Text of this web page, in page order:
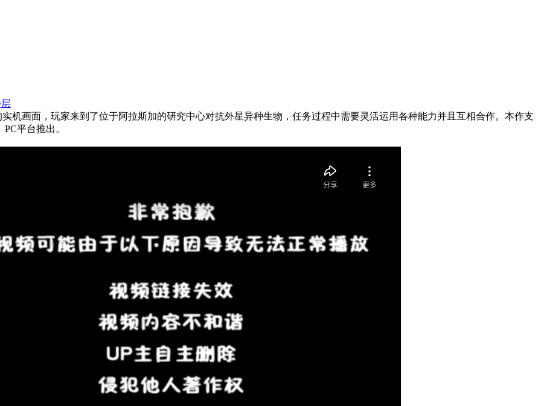
机画面，玩家来到了位于阿拉斯加的研究中心对抗外星异种生物，任务过程中需要灵活运用各种能力并且互相合作。本作支
平台推出。